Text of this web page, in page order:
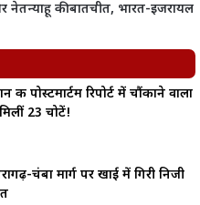
नेतन्याहू की बातचीत, भारत-इजरायल
पोस्टमार्टम रिपोर्ट में चौंकाने वाला
23 चोटें!
चंबा मार्ग पर खाई में गिरी निजी